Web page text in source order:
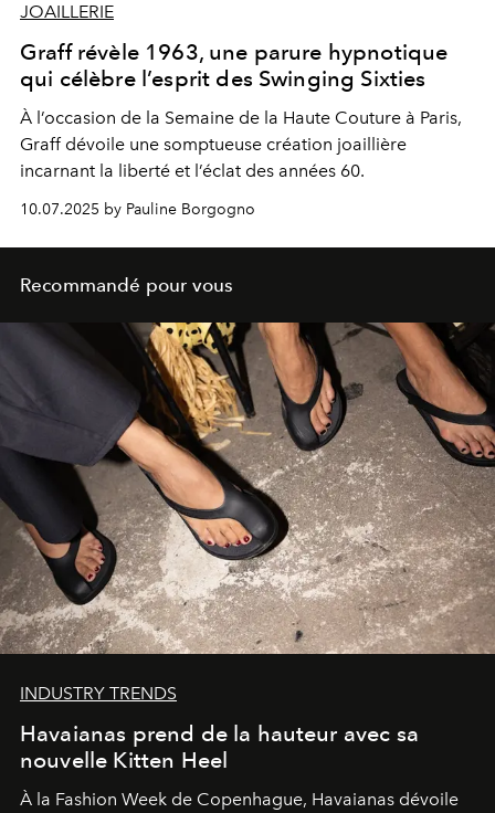
JOAILLERIE
Graff révèle 1963, une parure hypnotique
qui célèbre l’esprit des Swinging Sixties
À l’occasion de la Semaine de la Haute Couture à Paris,
Graff dévoile une somptueuse création joaillière
incarnant la liberté et l’éclat des années 60.
10.07.2025 by Pauline Borgogno
Recommandé pour vous
INDUSTRY TRENDS
Havaianas prend de la hauteur avec sa
nouvelle Kitten Heel
À la Fashion Week de Copenhague, Havaianas dévoile